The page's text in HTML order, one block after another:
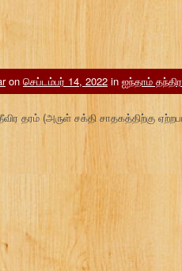
on செப்டம்பர் 14, 2022 in ஐந்தாம்
தரம் (அருள் சக்தி சாதகத்திற்கு